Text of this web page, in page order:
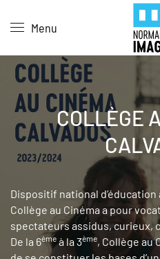
Skip to main content
Menu
COLLÈGE
Dispositif national
Collège au Cinéma a pour
spectateurs assidus, curieux,
De la 6èmeà la 3ème, Collège au
Panneau de gestion des cookies